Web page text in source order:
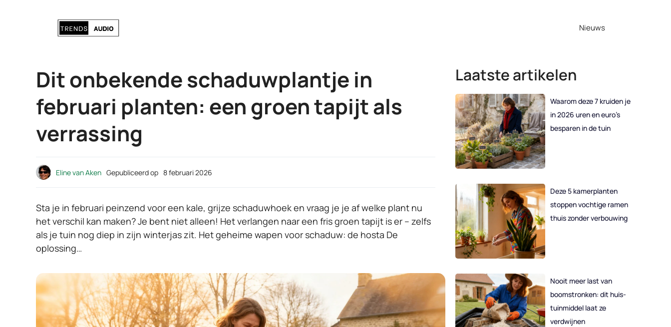
Nieuws
Dit onbekende schaduwplantje in
februari planten: een groen tapijt als
verrassing
Eline van Aken Gepubliceerd op 8 februari 2026
Sta je in februari peinzend voor een kale, grijze schaduwhoek en vraag je je af welke plant nu
het verschil kan maken? Je bent niet alleen! Het verlangen naar een fris groen tapijt is er – zelfs
als je tuin nog diep in zijn winterjas zit. Het geheime wapen voor schaduw: de hosta De
oplossing…
Laatste artikelen
Waarom deze 7 kruiden je
in 2026 uren en euro’s
besparen in de tuin
Deze 5 kamerplanten
stoppen vochtige ramen
thuis zonder verbouwing
Nooit meer last van
boomstronken: dit huis-
tuinmiddel laat ze
verdwijnen